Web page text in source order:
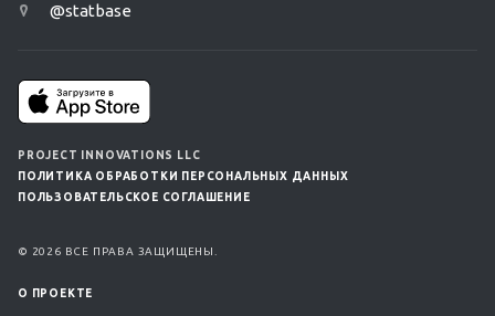
@statbase
PROJECT INNOVATIONS LLC
ПОЛИТИКА ОБРАБОТКИ ПЕРСОНАЛЬНЫХ ДАННЫХ
ПОЛЬЗОВАТЕЛЬСКОЕ СОГЛАШЕНИЕ
© 2026 ВСЕ ПРАВА ЗАЩИЩЕНЫ.
О ПРОЕКТЕ